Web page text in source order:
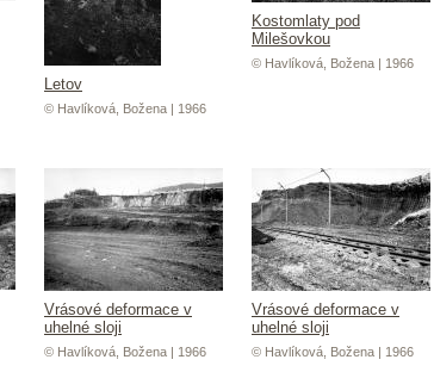
Letov
© Havlíková, Božena | 1966
Kostomlaty pod
Milešovkou
© Havlíková, Božena | 1966
Vrásové deformace v
uhelné sloji
© Havlíková, Božena | 1966
Vrásové deformace v
uhelné sloji
© Havlíková, Božena | 1966